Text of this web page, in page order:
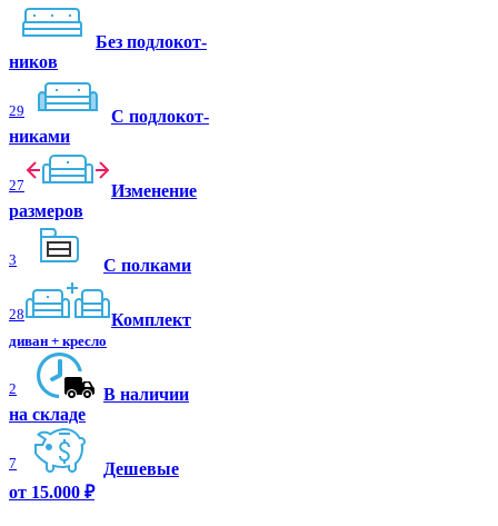
Без подлокот-
ников
29
C подлокот-
никами
27
Изменение
размеров
3 С полками
28 Комплект
диван + кресло
2
В наличии
на складе
7
Дешевые
от 15.000 ₽